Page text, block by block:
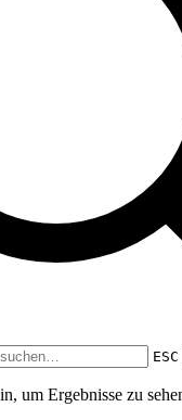
ESC
um Ergebnisse zu